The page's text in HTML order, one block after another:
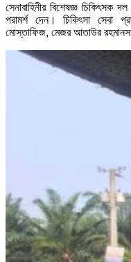
সেনাবাহিনীর বিশেষজ্ঞ চিকিৎসক
পরামর্শ দেন। চিকিৎসা সেবা
মোস্তাফিজ, মেজর আতাউর